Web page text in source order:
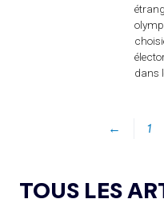
dans
← 1
TOUS LES